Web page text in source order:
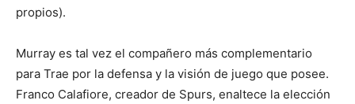
propios).
Murray es tal vez el compañero más complementario
para Trae por la defensa y la visión de juego que posee.
Franco Calafiore, creador de Spurs, enaltece la elección